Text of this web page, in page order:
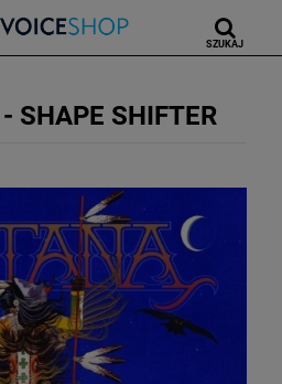
SZUKAJ
SHAPE SHIFTER